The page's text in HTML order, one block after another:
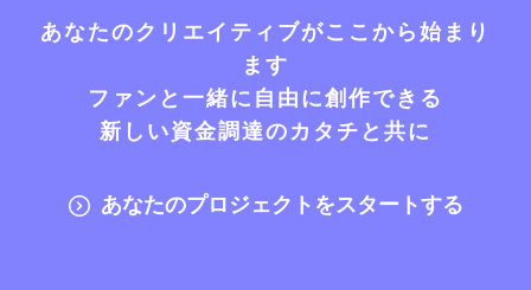
あなたのクリエイティブがここから始まり
ます
ファンと一緒に自由に創作できる
新しい資金調達のカタチと共に
あなたのプロジェクトをスタートする